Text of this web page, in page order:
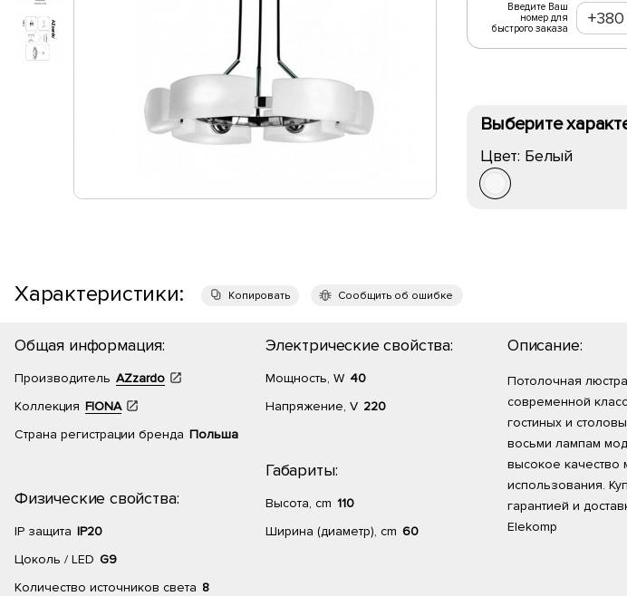
Введите Ваш
номер для
быстрого заказа
Выберите
Цвет: Белый
Характеристики: Копировать Сообщить об ошибке
Общая информация:
Производитель AZzardo
Коллекция FIONA
Страна регистрации бренда Польша
Физические свойства:
IP защита IP20
Цоколь / LED G9
Количество источников света 8
Электрические свойства:
Мощность, W 40
Напряжение, V 220
Габариты:
Высота, cm 110
Ширина (диаметр), cm 60
Описание:
Потолочная
современной
гостиных и
восьми лампам
высокое качество
использования.
гарантией и
Elekomp